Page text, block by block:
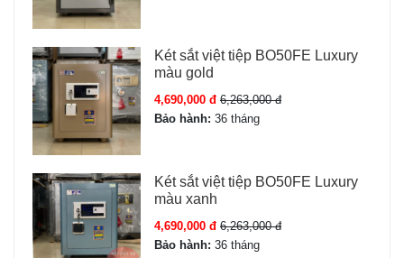
Két sắt việt tiệp BO50FE Luxury
màu gold
4,690,000 đ 6,263,000 đ
Bảo hành: 36 tháng
Két sắt việt tiệp BO50FE Luxury
màu xanh
4,690,000 đ 6,263,000 đ
Bảo hành: 36 tháng